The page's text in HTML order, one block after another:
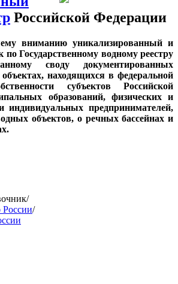
Российской Федерации
вниманию уникализированный и
Государственному водному реестру
своду документированных
находящихся в федеральной
субъектов Российской
образований, физических и
индивидуальных предпринимателей,
объектов, о речных бассейнах и
/
России/